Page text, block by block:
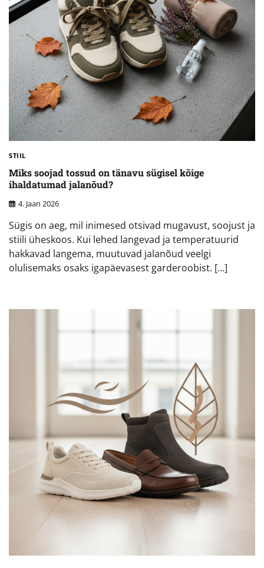
STIIL
Miks soojad tossud on tänavu sügisel kõige
ihaldatumad jalanõud?
4. Jaan 2026
Sügis on aeg, mil inimesed otsivad mugavust, soojust ja
stiili üheskoos. Kui lehed langevad ja temperatuurid
hakkavad langema, muutuvad jalanõud veelgi
olulisemaks osaks igapäevasest garderoobist. […]